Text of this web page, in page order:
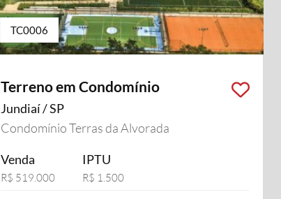
TC0006
Terreno em Condomínio
Jundiaí / SP
Condomínio Terras da Alvorada
Venda
R$ 519.000
IPTU
R$ 1.500